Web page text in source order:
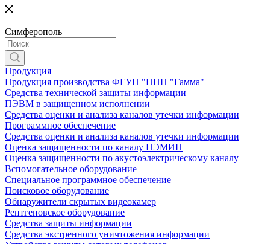
Симферополь
Продукция
Продукция производства ФГУП "НПП "Гамма"
Средства технической защиты информации
ПЭВМ в защищенном исполнении
Средства оценки и анализа каналов утечки информации
Программное обеспечение
Средства оценки и анализа каналов утечки информации
Оценка защищенности по каналу ПЭМИН
Оценка защищенности по акустоэлектрическому каналу
Вспомогательное оборудование
Специальное программное обеспечение
Поисковое оборудование
Обнаружители скрытых видеокамер
Рентгеновское оборудование
Средства защиты информации
Средства экстренного уничтожения информации